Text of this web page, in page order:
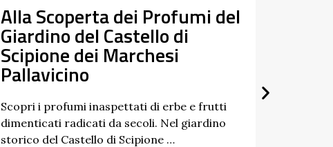
Alla Scoperta dei Profumi del
Giardino del Castello di
Scipione dei Marchesi
Pallavicino
Scopri i profumi inaspettati di erbe e frutti
dimenticati radicati da secoli. Nel giardino
storico del Castello di Scipione …